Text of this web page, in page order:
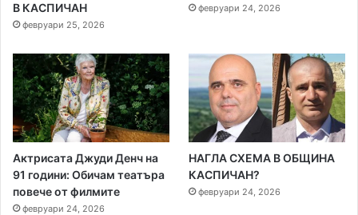
В КАСПИЧАН
февруари 25, 2026
февруари 24, 2026
Актрисата Джуди Денч на
91 години: Обичам театъра
повече от филмите
февруари 24, 2026
НАГЛА СХЕМА В ОБЩИНА
КАСПИЧАН?
февруари 24, 2026